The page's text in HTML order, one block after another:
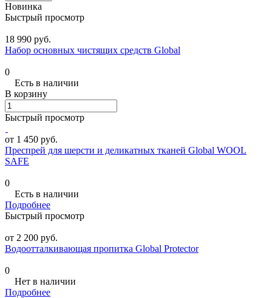
Новинка
Быстрый просмотр
18 990 руб.
Набор основных чистящих средств Global
0
Есть в наличии
В корзину
Быстрый просмотр
от 1 450 руб.
Преспрей для шерсти и деликатных тканей Global WOOL
SAFE
0
Есть в наличии
Подробнее
Быстрый просмотр
от 2 200 руб.
Водоотталкивающая пропитка Global Protector
0
Нет в наличии
Подробнее